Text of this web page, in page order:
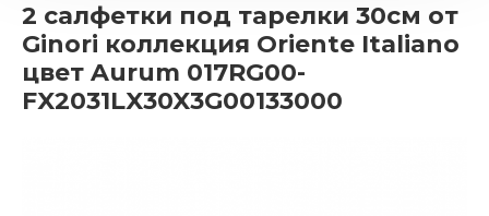
2 салфетки под тарелки 30см от
Ginori коллекция Oriente Italiano
цвет Aurum 017RG00-
FX2031LX30X3G00133000